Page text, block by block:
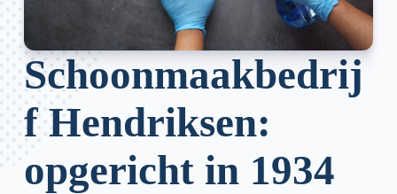
Schoonmaakbedrij
f Hendriksen:
opgericht in 1934